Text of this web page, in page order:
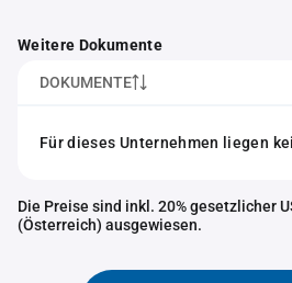
Weitere Dokumente
DOKUMENTE
Für dieses Unternehmen liegen
Die Preise sind inkl. 20% gesetzlicher
(Österreich) ausgewiesen.